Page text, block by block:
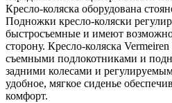
Кресло-коляска оборудована
Подножки кресло-коляски
быстросъемные и имеют
сторону. Кресло-коляска
съемными подлокотниками и
задними колесами и
удобное, мягкое сиденье
комфорт.